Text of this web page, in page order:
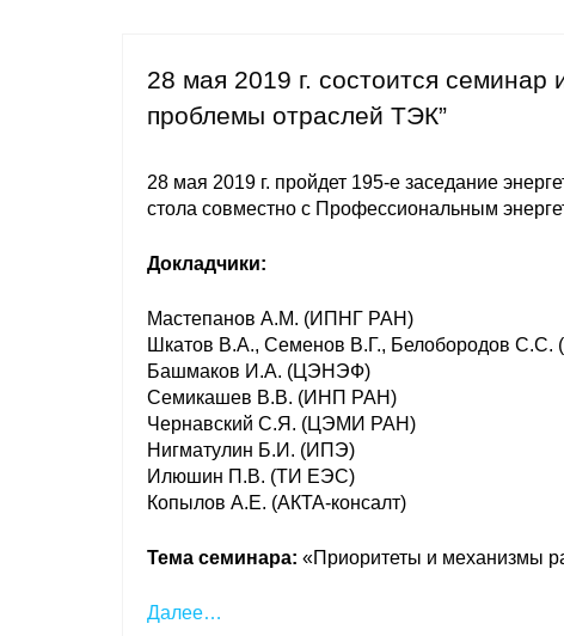
28 мая 2019 г. состоится
проблемы отраслей ТЭК”
28 мая 2019 г. пройдет 195-е заседание
стола совместно с Профессиональным
Докладчики:
Мастепанов А.М. (ИПНГ РАН)
Шкатов В.А., Семенов В.Г., Белобородов С.С.
Башмаков И.А. (ЦЭНЭФ)
Семикашев В.В. (ИНП РАН)
Чернавский С.Я. (ЦЭМИ РАН)
Нигматулин Б.И. (ИПЭ)
Илюшин П.В. (ТИ ЕЭС)
Копылов А.Е. (АКТА-консалт)
Тема семинара: «Приоритеты и механизмы
Далее…